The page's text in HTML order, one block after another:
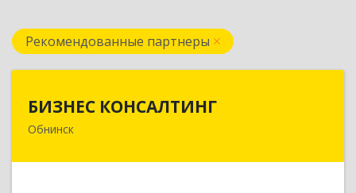
Рекомендованные партнеры
БИЗНЕС КОНСАЛТИНГ
Обнинск
249032, Калужская обл, Обнинск г, Курчатова ул,